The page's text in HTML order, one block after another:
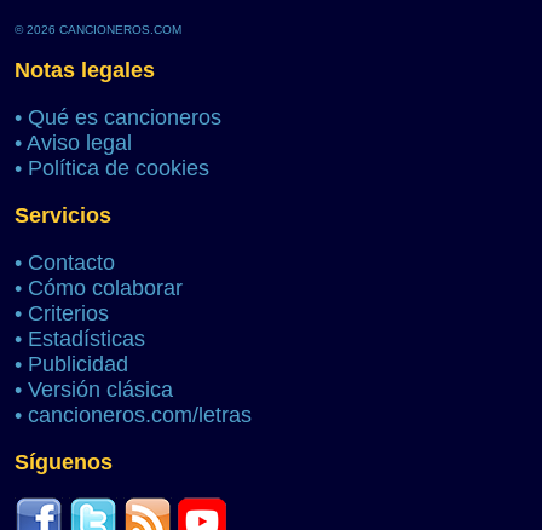
© 2026 CANCIONEROS.COM
Notas legales
• Qué es cancioneros
• Aviso legal
• Política de cookies
Servicios
• Contacto
• Cómo colaborar
• Criterios
• Estadísticas
• Publicidad
• Versión clásica
• cancioneros.com/letras
Síguenos